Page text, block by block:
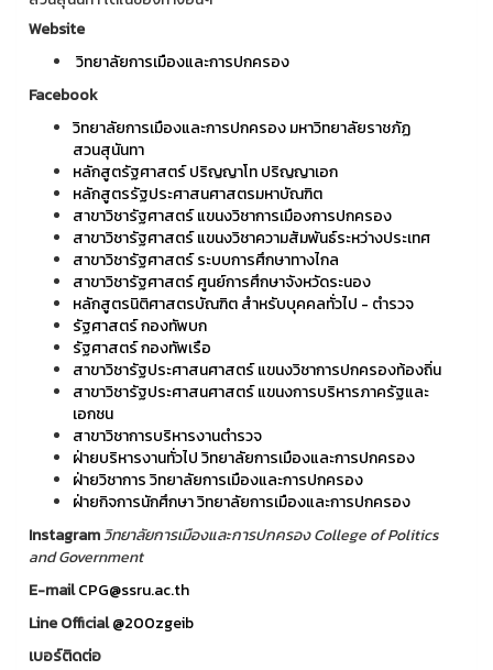
Website
วิทยาลัยการเมืองและการปกครอง
Facebook
วิทยาลัยการเมืองและการปกครอง มหาวิทยาลัยราชภัฏ
สวนสุนันทา
หลักสูตรัฐศาสตร์ ปริญญาโท ปริญญาเอก
หลักสูตรรัฐประศาสนศาสตรมหาบัณฑิต
สาขาวิชารัฐศาสตร์ แขนงวิชาการเมืองการปกครอง
สาขาวิชารัฐศาสตร์ แขนงวิชาความสัมพันธ์ระหว่างประเทศ
สาขาวิชารัฐศาสตร์ ระบบการศึกษาทางไกล
สาขาวิชารัฐศาสตร์ ศูนย์การศึกษาจังหวัดระนอง
หลักสูตรนิติศาสตรบัณฑิต สำหรับบุคคลทั่วไป - ตำรวจ
รัฐศาสตร์ กองทัพบก
รัฐศาสตร์ กองทัพเรือ
สาขาวิชารัฐประศาสนศาสตร์ แขนงวิชาการปกครองท้องถิ่น
สาขาวิชารัฐประศาสนศาสตร์ แขนงการบริหารภาครัฐและ
เอกชน
สาขาวิชาการบริหารงานตำรวจ
ฝ่ายบริหารงานทั่วไป วิทยาลัยการเมืองและการปกครอง
ฝ่ายวิชาการ วิทยาลัยการเมืองและการปกครอง
ฝ่ายกิจการนักศึกษา วิทยาลัยการเมืองและการปกครอง
Instagramวิทยาลัยการเมืองและการปกครอง College of Politics
and Government
E-mailCPG@ssru.ac.th
Line Official@200zgeib
เบอร์ติดต่อ